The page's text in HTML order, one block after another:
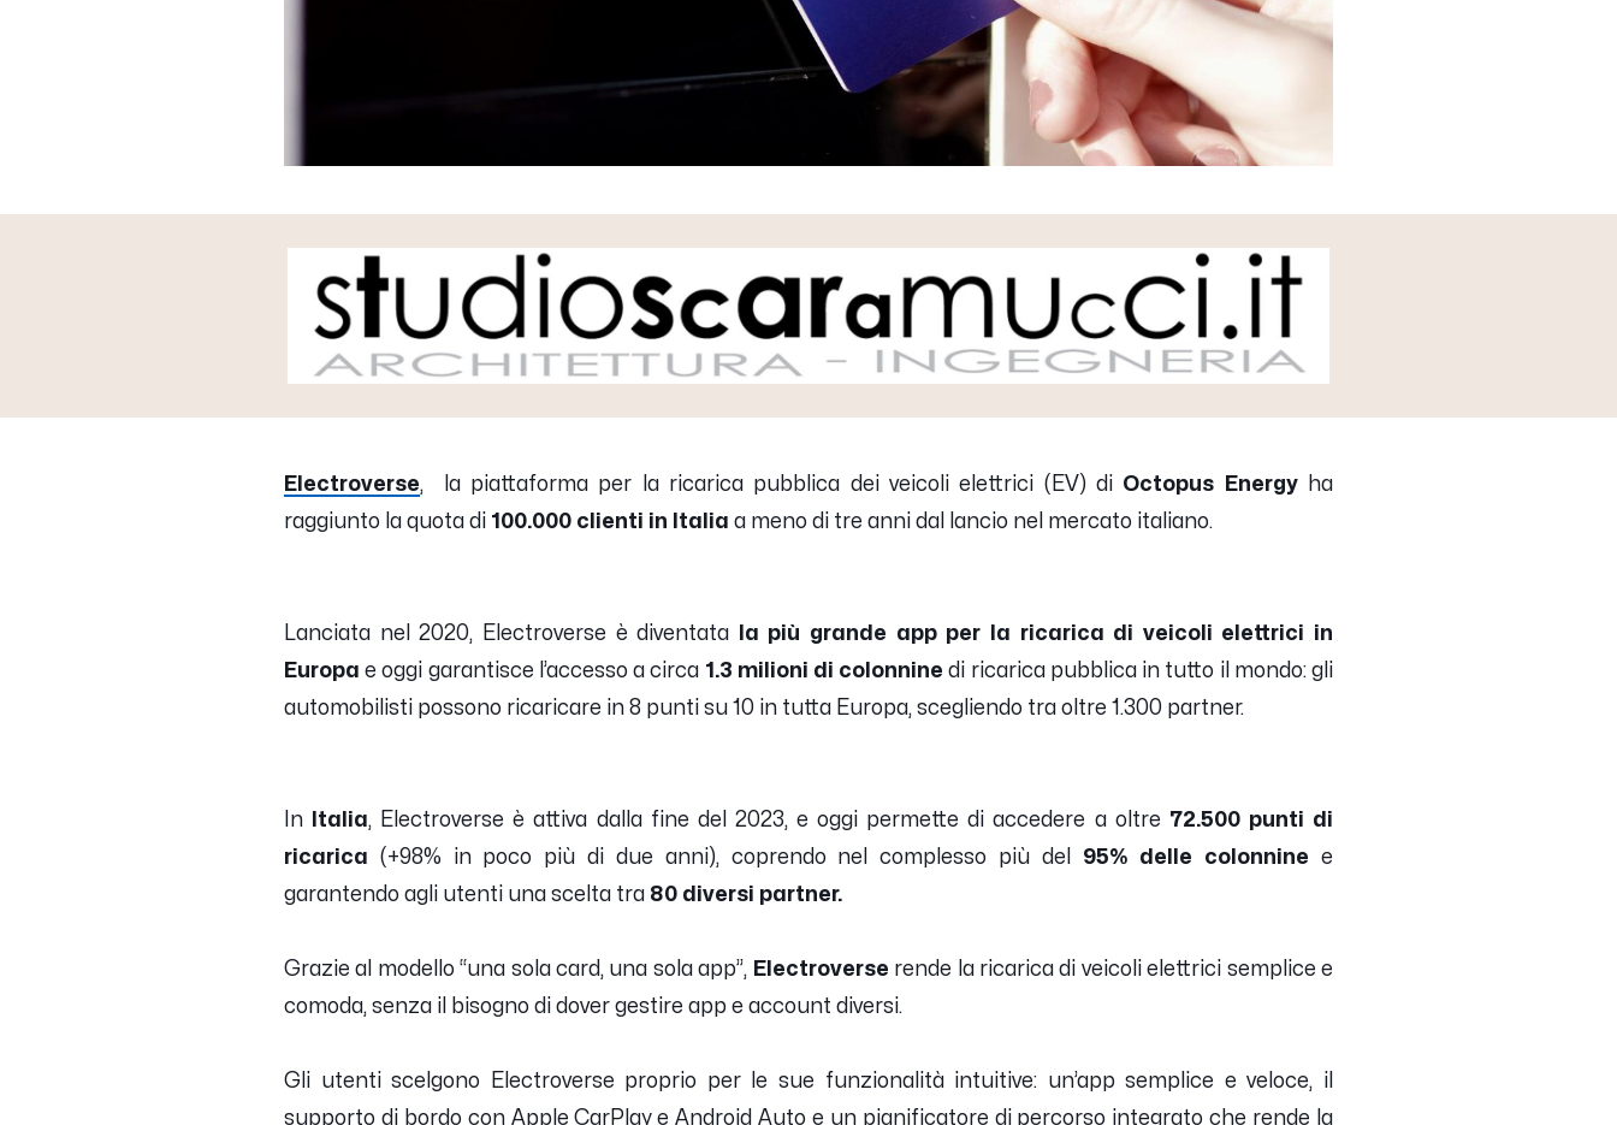
Electroverse, la piattaforma per la ricarica pubblica dei veicoli elettrici (EV) di Octopus Energyha
raggiunto la quota di 100.000 clienti in Italia a meno di tre anni dal lancio nel mercato italiano.
Lanciata nel 2020, Electroverse è diventata
la più grande app per la ricarica di veicoli elettrici in
Europa e oggi garantisce l’accesso a circa 1.3 milioni di colonnine di ricarica pubblica in tutto il mondo: gli
automobilisti possono ricaricare in 8 punti su 10 in tutta Europa, scegliendo tra oltre 1.300 partner.
In Italia, Electroverse è attiva dalla fine del 2023, e oggi permette di accedere a oltre 72.500 punti di
ricarica (+98% in poco più di due anni), coprendo nel complesso più del 95% delle colonnine e
garantendo agli utenti una scelta tra 80 diversi partner.
Grazie al modello “una sola card, una sola app”, Electroverse rende la ricarica di veicoli elettrici semplice e
comoda, senza il bisogno di dover gestire app e account diversi.
Gli utenti scelgono Electroverse proprio per le sue funzionalità intuitive: un’app semplice e veloce, il
supporto di bordo con Apple CarPlay e Android Auto e un pianificatore di percorso integrato che rende la